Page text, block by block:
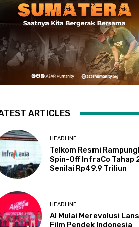
ARTICLES
HEADLINE
Telkom Resmi
Spin-Off InfraCo Tahap
Senilai Rp49,9 Triliun
HEADLINE
AI Mulai Merevolusi